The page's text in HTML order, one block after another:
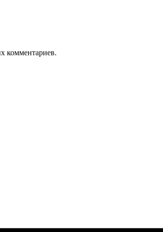
комментариев.